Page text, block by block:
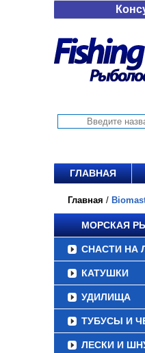
ГЛАВНАЯ
Главная /
МОРСКАЯ
СНАСТИ НА
КАТУШКИ
УДИЛИЩА
ТУБУСЫ И
ЛЕСКИ И